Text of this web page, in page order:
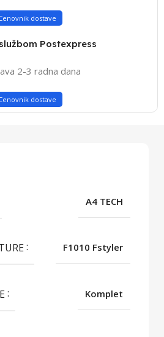
dostave
Postexpress
2-3 radna dana
dostave
A4 TECH
F1010 Fstyler
Komplet